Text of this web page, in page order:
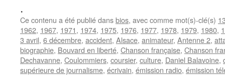
.
Ce contenu a été publié dansbios, avec comme mot(s)-clé(s)
1962, 1967, 1971, 1974, 1975, 1976, 1977, 1978, 1979, 1980,
3 avril, 6 décembre, accident, Alsace, animateur, Antenne 2,
biographie, Bouvard en liberté, Chanson française, Chanson
Dechavanne, Coulommiers, coursier, culture, Daniel Balavoine,
supérieure de journalisme, écrivain, émission radio, émission